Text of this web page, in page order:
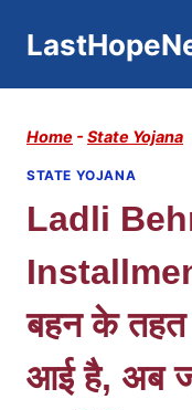
Home - State Yojana
STATE YOJANA
Ladli
बहन के
आई है, अब